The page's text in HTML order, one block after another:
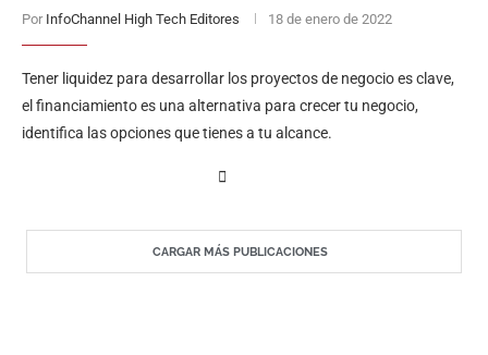
Por InfoChannel High Tech Editores 18 de enero de 2022
Tener liquidez para desarrollar los proyectos de negocio es clave,
el financiamiento es una alternativa para crecer tu negocio,
identifica las opciones que tienes a tu alcance.
CARGAR MÁS PUBLICACIONES